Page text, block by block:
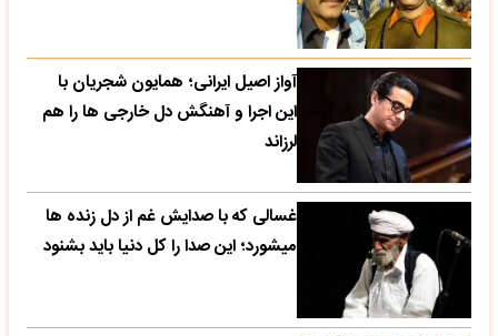
آواز اصیل ایرانی؛ همایون شجریان با
این اجرا و آهنگش دل خارجی ها را هم
لرزاند
غسالی که با صدایش غم از دل زنده ها
میشورد؛ این صدا را کل دنیا باید بشنود